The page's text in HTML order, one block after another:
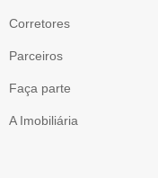
Corretores
Parceiros
Faça parte
A Imobiliária